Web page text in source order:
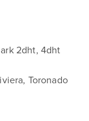
2dht, 4dht
Toronado